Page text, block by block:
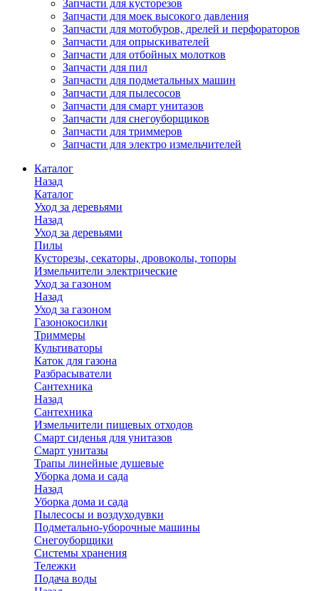
Запчасти для кусторезов
Запчасти для моек высокого давления
Запчасти для мотобуров, дрелей и перфораторов
Запчасти для опрыскивателей
Запчасти для отбойных молотков
Запчасти для пил
Запчасти для подметальных машин
Запчасти для пылесосов
Запчасти для смарт унитазов
Запчасти для снегоуборщиков
Запчасти для триммеров
Запчасти для электро измельчителей
Каталог
Назад
Каталог
Уход за деревьями
Назад
Уход за деревьями
Пилы
Кусторезы, секаторы, дровоколы, топоры
Измельчители электрические
Уход за газоном
Назад
Уход за газоном
Газонокосилки
Триммеры
Культиваторы
Каток для газона
Разбрасыватели
Сантехника
Назад
Сантехника
Измельчители пищевых отходов
Смарт сиденья для унитазов
Смарт унитазы
Трапы линейные душевые
Уборка дома и сада
Назад
Уборка дома и сада
Пылесосы и воздуходувки
Подметально-уборочные машины
Снегоуборщики
Системы хранения
Тележки
Подача воды